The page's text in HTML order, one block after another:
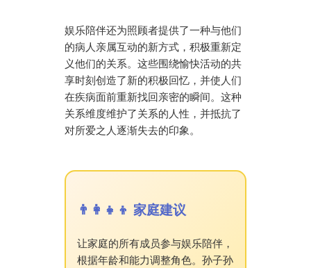
娱乐陪伴还为照顾者提供了一种与他们
的病人亲属互动的新方式，积极重新定
义他们的关系。这些围绕愉快活动的共
享时刻创造了新的积极回忆，并使人们
在疾病面前重新找回亲密的瞬间。这种
关系维度维护了关系的人性，并抵抗了
对所爱之人逐渐失去的印象。
👨‍👩‍👧‍👦 家庭建议
让家庭的所有成员参与娱乐陪伴，
根据年龄和能力调整角色。孙子孙